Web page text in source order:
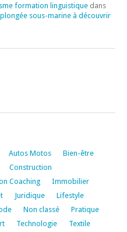
formation linguistique dans
sous-marine à découvrir
Autos Motos
Bien-être
Construction
Coaching
Immobilier
Juridique
Lifestyle
Non classé
Pratique
Technologie
Textile